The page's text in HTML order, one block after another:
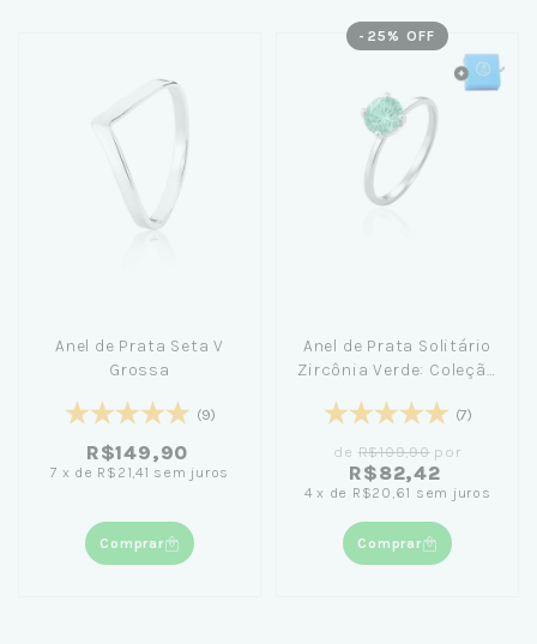
Anel de Prata Seta V
Grossa
(9)
R$149,90
7 x de R$21,41 sem juros
Comprar
- 25 % OFF
Anel de Prata Solitário
Zircônia Verde: Coleção
Azul Pequena Céu de
(7)
de R$109,90por
R$82,42
4 x de R$20,61 sem juros
Comprar